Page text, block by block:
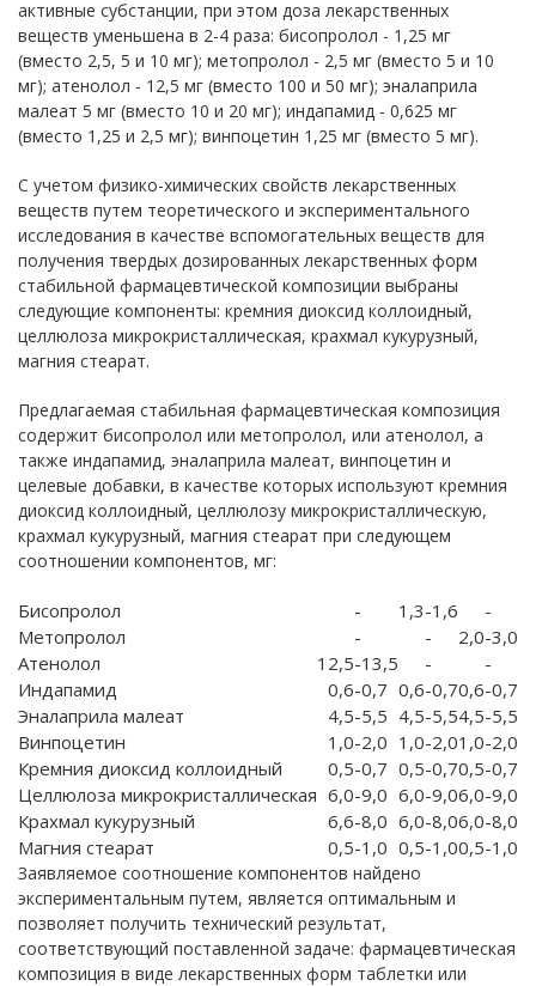
активные субстанции, при этом доза лекарственных
веществ уменьшена в 2-4 раза: бисопролол - 1,25 мг
(вместо 2,5, 5 и 10 мг); метопролол - 2,5 мг (вместо 5 и 10
мг); атенолол - 12,5 мг (вместо 100 и 50 мг); эналаприла
малеат 5 мг (вместо 10 и 20 мг); индапамид - 0,625 мг
(вместо 1,25 и 2,5 мг); винпоцетин 1,25 мг (вместо 5 мг).
С учетом физико-химических свойств лекарственных
веществ путем теоретического и экспериментального
исследования в качестве вспомогательных веществ для
получения твердых дозированных лекарственных форм
стабильной фармацевтической композиции выбраны
следующие компоненты: кремния диоксид коллоидный,
целлюлоза микрокристаллическая, крахмал кукурузный,
магния стеарат.
Предлагаемая стабильная фармацевтическая композиция
содержит бисопролол или метопролол, или атенолол, а
также индапамид, эналаприла малеат, винпоцетин и
целевые добавки, в качестве которых используют кремния
диоксид коллоидный, целлюлозу микрокристаллическую,
крахмал кукурузный, магния стеарат при следующем
соотношении компонентов, мг:
Бисопролол - 1,3-1,6
-
Метопролол
- -
2,0-3,0
Атенолол
12,5-13,5 -
-
Индапамид
0,6-0,7 0,6-0,70,6-0,7
Эналаприла малеат
4,5-5,5 4,5-5,54,5-5,5
Винпоцетин
1,0-2,0 1,0-2,01,0-2,0
Кремния диоксид коллоидный
0,5-0,7 0,5-0,70,5-0,7
Целлюлоза микрокристаллическая 6,0-9,0 6,0-9,06,0-9,0
Крахмал кукурузный
6,6-8,0 6,0-8,06,0-8,0
Магния стеарат
0,5-1,0 0,5-1,00,5-1,0
Заявляемое соотношение компонентов найдено
экспериментальным путем, является оптимальным и
позволяет получить технический результат,
соответствующий поставленной задаче: фармацевтическая
композиция в виде лекарственных форм таблетки или